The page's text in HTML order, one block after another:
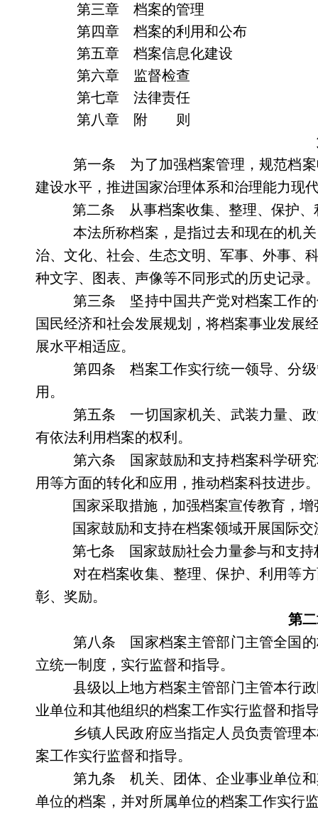
第三章 档案的管理
第四章 档案的利用和公布
第五章 档案信息化建设
第六章 监督检查
第七章 法律责任
第八章 附 则
第一条 为了加强档案管理，规范档案
建设水平，推进国家治理体系和治理能力现
第二条 从事档案收集、整理、保护、
本法所称档案，是指过去和现在的机
治、文化、社会、生态文明、军事、外事、
种文字、图表、声像等不同形式的历史记录
第三条 坚持中国共产党对档案工作的
国民经济和社会发展规划，将档案事业发展
展水平相适应。
第四条 档案工作实行统一领导、分级
用。
第五条 一切国家机关、武装力量、政
有依法利用档案的权利。
第六条 国家鼓励和支持档案科学研究
用等方面的转化和应用，推动档案科技进步
国家采取措施，加强档案宣传教育，增
国家鼓励和支持在档案领域开展国际交
第七条 国家鼓励社会力量参与和支持
对在档案收集、整理、保护、利用等
彰、奖励。
第
第八条 国家档案主管部门主管全国的
立统一制度，实行监督和指导。
县级以上地方档案主管部门主管本行
业单位和其他组织的档案工作实行监督和指
乡镇人民政府应当指定人员负责管理
案工作实行监督和指导。
第九条 机关、团体、企业事业单位和
单位的档案，并对所属单位的档案工作实行